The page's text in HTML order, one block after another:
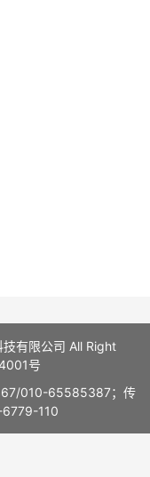
有限公司 All Right
号
010-65585387；传
110